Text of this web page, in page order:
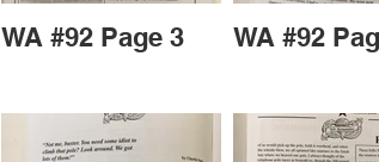
WA #92 Page 3 WA #92